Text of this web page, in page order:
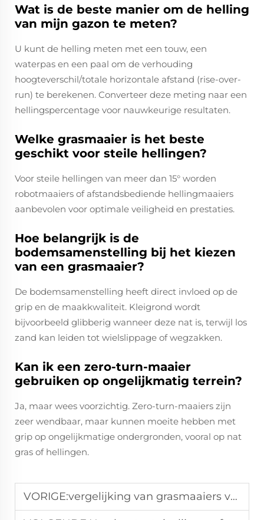
Wat is de beste manier om de helling
van mijn gazon te meten?
U kunt de helling meten met een touw, een
waterpas en een paal om de verhouding
hoogteverschil/totale horizontale afstand (rise-over-
run) te berekenen. Converteer deze meting naar een
hellingspercentage voor nauwkeurige resultaten.
Welke grasmaaier is het beste
geschikt voor steile hellingen?
Voor steile hellingen van meer dan 15° worden
robotmaaiers of afstandsbediende hellingmaaiers
aanbevolen voor optimale veiligheid en prestaties.
Hoe belangrijk is de
bodemsamenstelling bij het kiezen
van een grasmaaier?
De bodemsamenstelling heeft direct invloed op de
grip en de maakkwaliteit. Kleigrond wordt
bijvoorbeeld glibberig wanneer deze nat is, terwijl los
zand kan leiden tot wielslippage of wegzakken.
Kan ik een zero-turn-maaier
gebruiken op ongelijkmatig terrein?
Ja, maar wees voorzichtig. Zero-turn-maaiers zijn
zeer wendbaar, maar kunnen moeite hebben met
grip op ongelijkmatige ondergronden, vooral op nat
gras of hellingen.
VORIGE:vergelijking van grasmaaiers voor commerciële tuin- en landschapsprojecten